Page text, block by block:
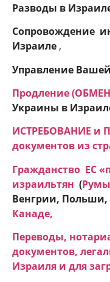
Разводы в
Сопровождение
Израиле ,
Управление
Продление
Украины в
ИСТРЕБОВАНИЕ и
документов из
Гражданство ЕC
израильтян (
Венгрии,
Канаде,
Переводы,
документов,
Израиля и для